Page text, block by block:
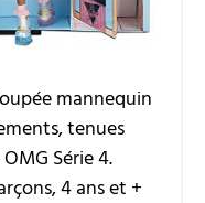
mannequin
tenues
Série 4.
4 ans et +